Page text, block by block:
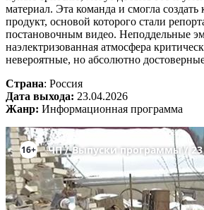
материал. Эта команда и смогла создать
продукт, основой которого стали
постановочным видео. Неподдельные
наэлектризованная атмосфера
невероятные, но абсолютно
Страна: Россия
Дата выхода: 23.04.2026
Жанр: Информационная программа